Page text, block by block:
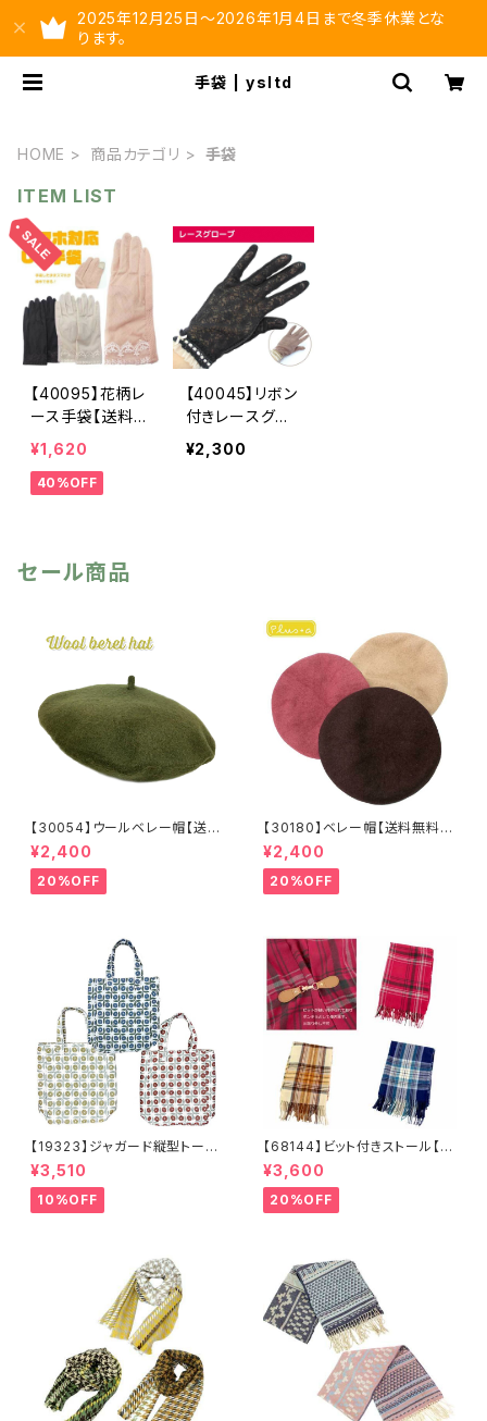
2025年12月25日～2026年1月4日まで冬季休業とな
ります。
手袋 | ysltd
HOME 商品カテゴリ 手袋
ITEM LIST
【40095】花柄レ
ース手袋【送料
無料】UVケア
紫外線対策 レ
ディース 抗菌
策 スマホ対
策 エレガン
ゼント 贈り
物 glove
¥1,620
40%OFF
【40045】リボン
付きレースグロ
ーブ【送料無料】
手袋 UV対
ローブ 春夏
フト 滑り止め
¥2,300
セール商品
【30054】ウールベレー帽【送料
無料】帽子 カーキ グリー
ン 秋冬 フェルトベレー レト
ロ 無地 チョボ シンプル
¥2,400
20%OFF
【30180】ベレー帽【送料無料】
フレンチ ベーシック 無地
ベージュ パープル ブラウ
ン シンプル ハット 秋冬
ウールベレー バスクベレー
¥2,400
20%OFF
【19323】ジャガード縦型トート
【送料無料】トレンド トートバッ
グ ジャガードバッグ ジャガー
ド生地 花柄 グレーベージ
ュ アイボリー ライトグレー
¥3,510
10%OFF
【68144】ビット付きストール【送
料無料】チェック柄 大判ストー
ル チェックストール アイボリ
ー ベージュ レッド ネイビ
ー フリンジ マフラー ひざ
¥3,600
20%OFF